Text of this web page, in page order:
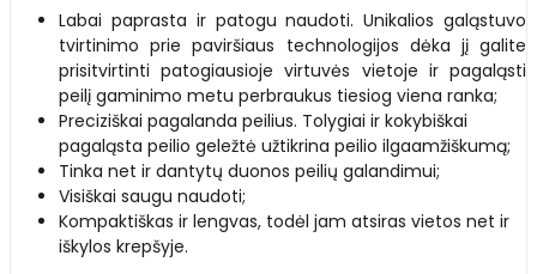
Labai paprasta ir patogu naudoti. Unikalios galąstuvo
tvirtinimo prie paviršiaus technologijos dėka jį galite
prisitvirtinti patogiausioje virtuvės vietoje ir pagaląsti
peilį gaminimo metu perbraukus tiesiog viena ranka;
Preciziškai pagalanda peilius. Tolygiai ir kokybiškai
pagaląsta peilio geležtė užtikrina peilio ilgaamžiškumą;
Tinka net ir dantytų duonos peilių galandimui;
Visiškai saugu naudoti;
Kompaktiškas ir lengvas, todėl jam atsiras vietos net ir
iškylos krepšyje.